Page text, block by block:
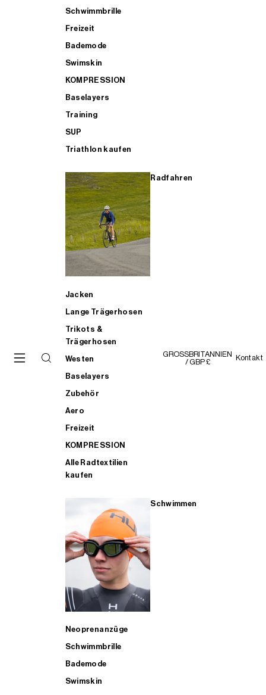
Schwimmbrille
Freizeit
Bademode
Swimskin
KOMPRESSION
Baselayers
Training
SUP
Triathlon kaufen
Radfahren
Jacken
Lange Trägerhosen
Trikots &
Trägerhosen
Westen
Baselayers
Zubehör
Aero
Freizeit
KOMPRESSION
Alle Radtextilien
kaufen
Schwimmen
Neoprenanzüge
Schwimmbrille
Bademode
Swimskin
GROSSBRITANNIEN
/ GBP £
Kontakt